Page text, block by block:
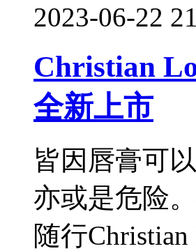
2023-06-22
Christian
全新上市
皆因唇膏可
亦或是危险
随行